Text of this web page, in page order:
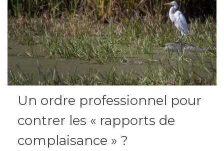
Un ordre professionnel pour
contrer les « rapports de
complaisance » ?